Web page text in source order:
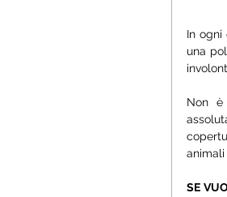
In ogni
una
Non
SE